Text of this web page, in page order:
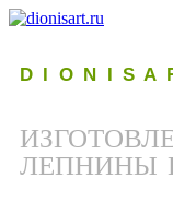
D I O N I S A
ЛЕПНИНЫ